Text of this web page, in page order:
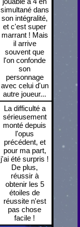
simultané dans
son intégralité,
et c'est super
marrant ! Mais
il arrive
souvent que
l'on confonde
son
personnage
avec celui d'un
autre joueur...
La difficulté a
sérieusement
monté depuis
l'opus
précédent, et
pour ma part,
j'ai été surpris !
De plus,
réussir à
obtenir les 5
étoiles de
réussite n'est
pas chose
facile !